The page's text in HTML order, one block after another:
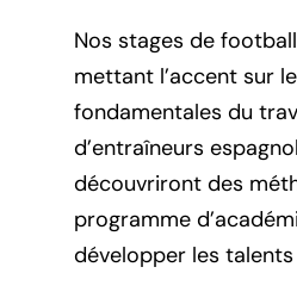
Nos stages de
mettant l’accent sur
fondamentales du
d’entraîneurs
découvriront des
programme
développer les